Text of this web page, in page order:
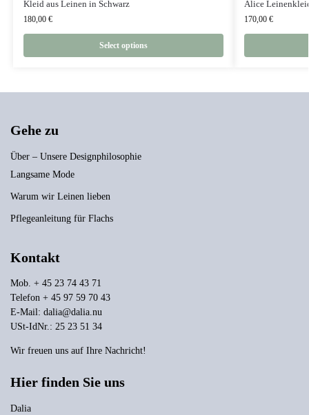
Kleid aus Leinen in Schwarz
180,00 €
Select options
Alice
170,00 €
Gehe zu
Über – Unsere Designphilosophie
Langsame Mode
Warum wir Leinen lieben
Pflegeanleitung für Flachs
Kontakt
Mob. + 45 23 74 43 71
Telefon + 45 97 59 70 43
E-Mail: dalia@dalia.nu
USt-IdNr.: 25 23 51 34
Wir freuen uns auf Ihre Nachricht!
Hier finden Sie uns
Dalia